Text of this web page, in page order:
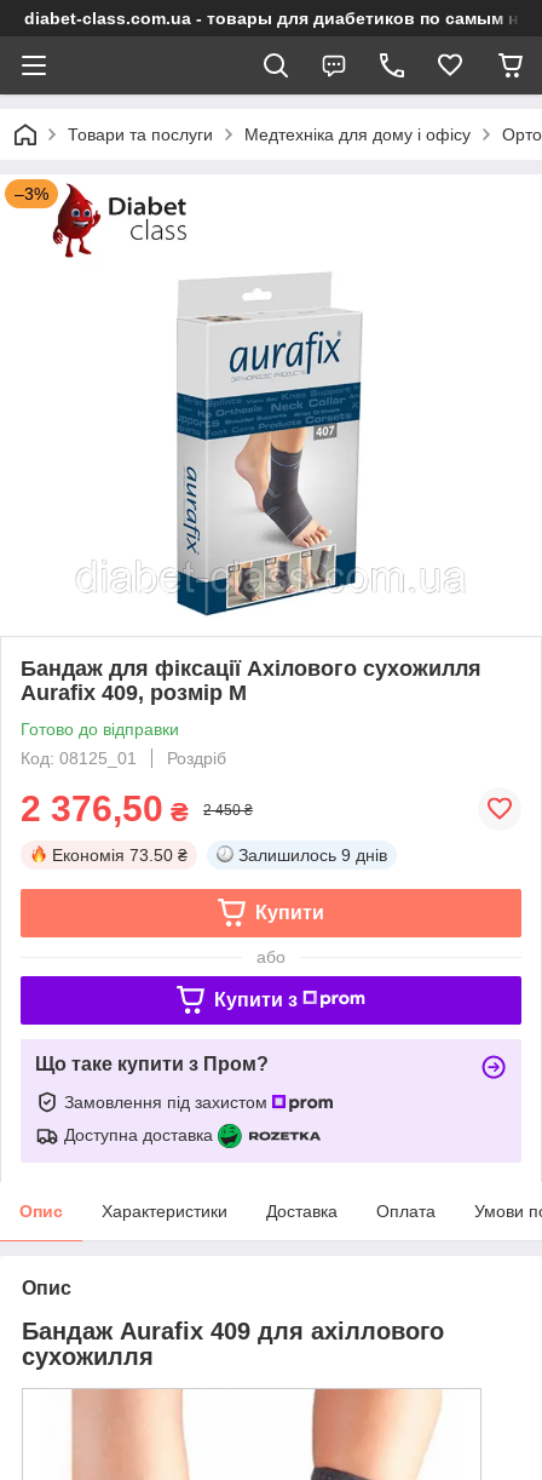
diabet-class.com.ua - товары для диабетиков по самым
Товари та послуги Медтехніка для дому і офісу
–3%
Бандаж для фіксації Ахілового сухожилля
Aurafix 409, розмір M
Готово до відправки
Код: 08125_01
Роздріб
2 376,50 ₴ 2 450 ₴
Економія 73.50 ₴ Залишилось 9 днів
Купити
або
Купити з
Що таке купити з Пром?
Замовлення під захистом
Доступна доставка
Опис Характеристики Доставка Оплата Умови
Опис
Бандаж Aurafix 409 для ахіллового
сухожилля